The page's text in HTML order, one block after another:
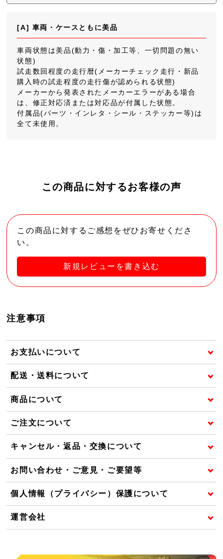
[A] 車両・ケースともに美品
車両状態は美品(動力・傷・加工等、一切問題の無い
状態)
試走数回程度の走行暦(メーカーチェック走行・新品
購入時の試走程度の走行傷が認められる状態)
メーカーから発表されたメーカーエラーがある場合
は、修正対応済または対応品が付属した状態。
付属品(パーツ・インレタ・シール・ステッカー等)は
全て未使用。
この商品に対するお客様の声
この商品に対するご感想をぜひお寄せくださ
い。
新規レビューを書き込む
注意事項
お支払いについて
配送・送料について
商品について
ご注文について
キャンセル・返品・交換について
お問い合わせ・ご意見・ご要望等
個人情報（プライバシー）保護について
運営会社